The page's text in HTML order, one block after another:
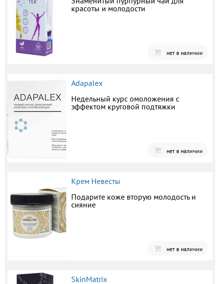
красоты и молодости
нет в наличии
Adapalex
Недельный курс омоложения с
эффектом круговой подтяжки
нет в наличии
Крем Невесты
Подарите коже вторую молодость и
сияние
нет в наличии
SkinMatrix